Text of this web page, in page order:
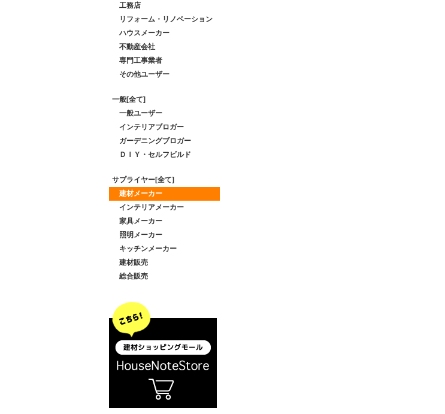
工務店
リフォーム・リノベーション
ハウスメーカー
不動産会社
専門工事業者
その他ユーザー
一般[全て]
一般ユーザー
インテリアブロガー
ガーデニングブロガー
ＤＩＹ・セルフビルド
サプライヤー[全て]
建材メーカー
インテリアメーカー
家具メーカー
照明メーカー
キッチンメーカー
建材販売
総合販売